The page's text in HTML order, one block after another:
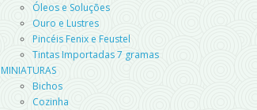
Óleos e Soluções
Ouro e Lustres
Pincéis Fenix e Feustel
Tintas Importadas 7 gramas
MINIATURAS
Bichos
Cozinha